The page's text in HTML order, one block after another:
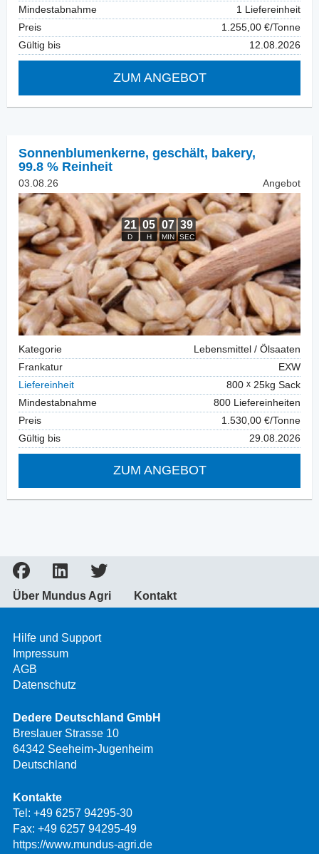
Mindestabnahme
1 Liefereinheit
Preis
1.255,00 €/Tonne
Gültig bis
12.08.2026
ZUM ANGEBOT
Sonnenblumenkerne, geschält, bakery,
99.8 % Reinheit
03.08.26 Angebot
Kategorie
Lebensmittel / Ölsaaten
Frankatur
EXW
Liefereinheit
800
25kg Sack
Mindestabnahme
800 Liefereinheiten
Preis
1.530,00 €/Tonne
Gültig bis
29.08.2026
ZUM ANGEBOT
Über Mundus Agri Kontakt
Hilfe und Support
Impressum
AGB
Datenschutz
Dedere Deutschland GmbH
Breslauer Strasse 10
64342 Seeheim-Jugenheim
Deutschland
Kontakte
Tel: +49 6257 94295-30
Fax: +49 6257 94295-49
https://www.mundus-agri.de